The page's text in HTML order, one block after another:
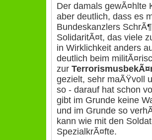
Der damals gewÃ¤hlte
aber deutlich, dass es
Bundeskanzlers
SolidaritÃ¤t, das viele
in Wirklichkeit anders
deutlich beim
zur
gezielt, sehr maÃŸvoll
so - darauf hat schon
gibt im Grunde keine
und im Grunde so
kann wie mit den
SpezialkrÃ¤fte.